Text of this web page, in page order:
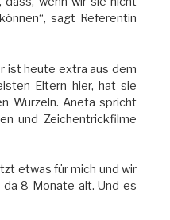
sagt Referentin
ist heute extra aus dem
Eltern hier, hat sie
Wurzeln. Aneta spricht
und Zeichentrickfilme
etwas für mich und wir
da 8 Monate alt. Und es